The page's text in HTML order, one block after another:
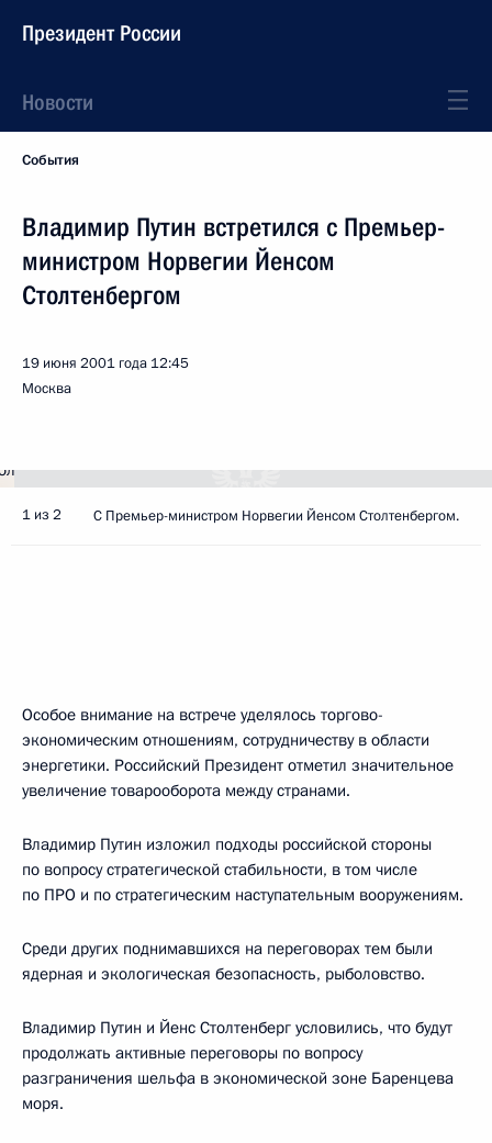
Президент России
Новости
События
Владимир Путин встретился с Премьер-
министром Норвегии Йенсом
Столтенбергом
19 июня 2001 года 12:45
Москва
1 из 2 С Премьер-министром Норвегии Йенсом Столтенбергом.
Особое внимание на встрече уделялось торгово-
экономическим отношениям, сотрудничеству в области
энергетики. Российский Президент отметил значительное
увеличение товарооборота между странами.
Владимир Путин изложил подходы российской стороны
по вопросу стратегической стабильности, в том числе
по ПРО и по стратегическим наступательным вооружениям.
Среди других поднимавшихся на переговорах тем были
ядерная и экологическая безопасность, рыболовство.
Владимир Путин и Йенс Столтенберг условились, что будут
продолжать активные переговоры по вопросу
разграничения шельфа в экономической зоне Баренцева
моря.